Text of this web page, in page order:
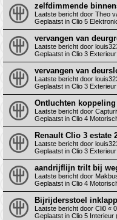
zelfdimmende
Laatste bericht door Theo
Geplaatst in Clio 5
vervangen van
Laatste bericht door
Geplaatst in Clio 3
vervangen van
Laatste bericht door
Geplaatst in Clio 3
Ontluchten koppeling
Laatste bericht door
Geplaatst in Clio 4
Renault Clio 3 estate
Laatste bericht door
Geplaatst in Clio 3
aandrijflijn trilt bij
Laatste bericht door
Geplaatst in Clio 4
Bijrijdersstoel
Laatste bericht door Cli0 «
Geplaatst in Clio 5 Interieur